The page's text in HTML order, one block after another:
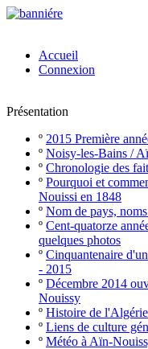
Accueil
Connexion
Présentation
º 2015 Première
º Noisy-les-Bains /
º Chronologie des
º Pourquoi et
Nouissi en 1848
º Nom de pays,
º Cent-quatorze
quelques photos
º Cinquantenaire
- 2015
º Décembre 2014
Nouissy
º Histoire de l'Algérie
º Liens de culture
º Météo à Aïn-